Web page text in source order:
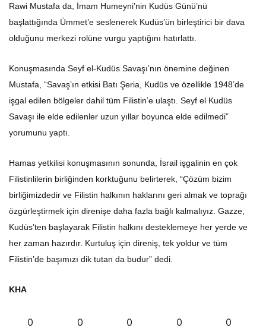
Rawi Mustafa da, İmam Humeyni’nin Kudüs Günü’nü
başlattığında Ümmet’e seslenerek Kudüs’ün birleştirici bir dava
olduğunu merkezi rolüne vurgu yaptığını hatırlattı.
Konuşmasında Seyf el-Kudüs Savaşı’nın önemine değinen
Mustafa, “Savaş’ın etkisi Batı Şeria, Kudüs ve özellikle 1948’de
işgal edilen bölgeler dahil tüm Filistin’e ulaştı. Seyf el Kudüs
Savaşı ile elde edilenler uzun yıllar boyunca elde edilmedi”
yorumunu yaptı.
Hamas yetkilisi konuşmasının sonunda, İsrail işgalinin en çok
Filistinlilerin birliğinden korktuğunu belirterek, “Çözüm bizim
birliğimizdedir ve Filistin halkının haklarını geri almak ve toprağı
özgürleştirmek için direnişe daha fazla bağlı kalmalıyız. Gazze,
Kudüs’ten başlayarak Filistin halkını desteklemeye her yerde ve
her zaman hazırdır. Kurtuluş için direniş, tek yoldur ve tüm
Filistin’de başımızı dik tutan da budur” dedi.
KHA
0 0 0 0 0